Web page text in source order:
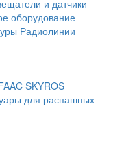
и датчики
оборудование
Радиолинии
SKYROS
для распашных